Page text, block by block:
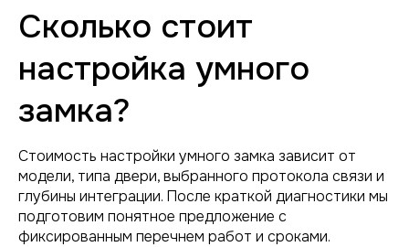
Сколько стоит
настройка умного
замка?
Стоимость настройки умного замка зависит от
модели, типа двери, выбранного протокола связи и
глубины интеграции. После краткой диагностики мы
подготовим понятное предложение с
фиксированным перечнем работ и сроками.